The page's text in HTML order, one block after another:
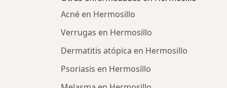
Acné en Hermosillo
Verrugas en Hermosillo
Dermatitis atópica en Hermosillo
Psoriasis en Hermosillo